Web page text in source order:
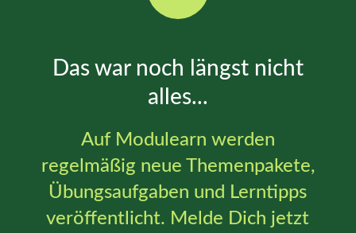
Das war noch längst nicht
alles...
Auf Modulearn werden
regelmäßig neue Themenpakete,
Übungsaufgaben und Lerntipps
veröffentlicht. Melde Dich jetzt